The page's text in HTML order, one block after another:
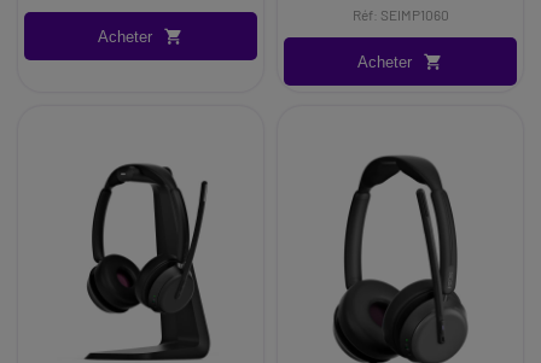
Acheter
Réf: SEIMP1060
Acheter